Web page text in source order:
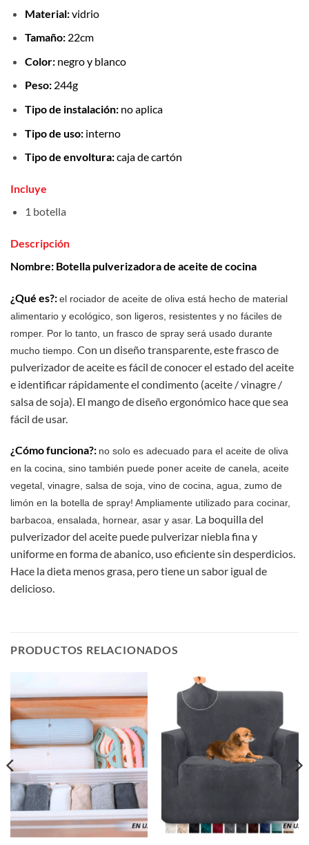
Material:vidrio
Tamaño:22cm
Color: negro y blanco
Peso:244g
Tipo de instalación: no aplica
Tipo de uso: interno
Tipo de envoltura:caja de cartón
Incluye
1 botella
Descripción
Nombre: Botella pulverizadora de aceite de cocina
¿Qué es?:el rociador de aceite de oliva está hecho de material
alimentario y ecológico, son ligeros, resistentes y no fáciles de
romper. Por lo tanto, un frasco de spray será usado durante
mucho tiempo. Con un diseño transparente, este frasco de
pulverizador de aceite es fácil de conocer el estado del aceite
e identificar rápidamente el condimento (aceite / vinagre /
salsa de soja). El mango de diseño ergonómico hace que sea
fácil de usar.
¿Cómo funciona?: no solo es adecuado para el aceite de oliva
en la cocina, sino también puede poner aceite de canela, aceite
vegetal, vinagre, salsa de soja, vino de cocina, agua, zumo de
limón en la botella de spray! Ampliamente utilizado para cocinar,
barbacoa, ensalada, hornear, asar y asar. La boquilla del
pulverizador del aceite puede pulverizar niebla fina y
uniforme en forma de abanico, uso eficiente sin desperdicios.
Hace la dieta menos grasa, pero tiene un sabor igual de
delicioso.
PRODUCTOS RELACIONADOS